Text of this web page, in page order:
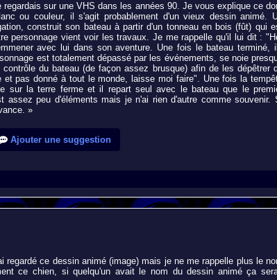
sur une VHS dans les années 90. Je vous explique ce
ou couleur, il s'agit probablement d'un vieux dessin animé.
construit son bateau à partir d'un tonneau en bois (fût) qui
personnage vient voir les travaux. Je me rappelle qu'il lui dit :
avec lui dans son aventure. Une fois le bateau terminé,
est totalement dépassé par les événements, se noie
du bateau (de façon assez brusque) afin de les dépêtrer
pas donné à tout le monde, laisse moi faire". Une fois la
sur la terre ferme et il repart seul avec le bateau que le
peu d'éléments mais je n'ai rien d'autre comme souvenir.
»
Ajouter une suggestion
regardé ce dessin animé (image) mais je ne me rappelle plus le
ce chien, si quelqu'un avait le nom du dessin animé ça